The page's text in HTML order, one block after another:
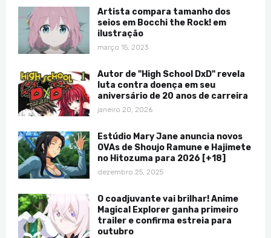
Artista compara tamanho dos
seios em Bocchi the Rock! em
ilustração
março 15, 2023
Autor de "High School DxD" revela
luta contra doença em seu
aniversário de 20 anos de carreira
janeiro 20, 2026
Estúdio Mary Jane anuncia novos
OVAs de Shoujo Ramune e Hajimete
no Hitozuma para 2026 [+18]
dezembro 25, 2025
O coadjuvante vai brilhar! Anime
Magical Explorer ganha primeiro
trailer e confirma estreia para
outubro